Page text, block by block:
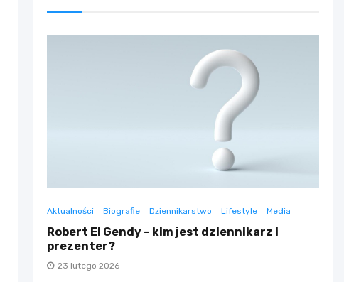
Aktualności Biografie Dziennikarstwo Lifestyle Media
Robert El Gendy – kim jest dziennikarz i
prezenter?
23 lutego 2026